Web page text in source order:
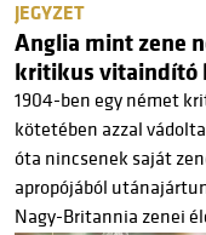
JEGYZET
Anglia mint zene
kritikus vitaindító
1904-ben egy német
kötetében azzal
óta nincsenek saját
apropójából
Nagy-Britannia zenei